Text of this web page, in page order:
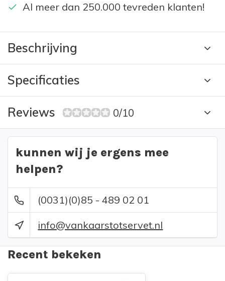
Al meer dan 250.000 tevreden klanten!
Beschrijving
Specificaties
Reviews 0/10
kunnen wij je ergens mee
helpen?
(0031)(0)85 - 489 02 01
info@vankaarstotservet.nl
Recent bekeken